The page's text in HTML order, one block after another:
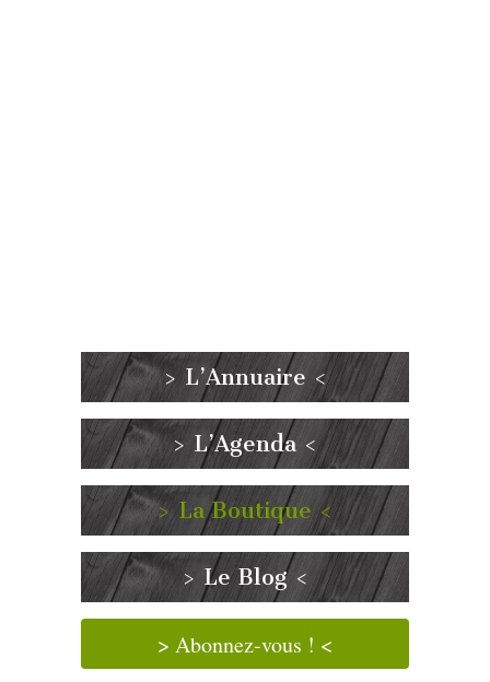
> L’Annuaire <
> L’Agenda <
> La Boutique <
> Le Blog <
> Abonnez-vous ! <